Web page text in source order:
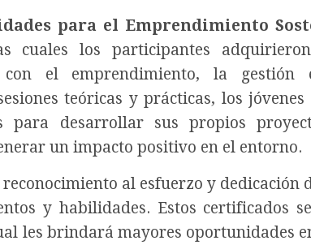
para el Emprendimiento
cuales los participantes
con el emprendimiento, la
teóricas y prácticas, los
para desarrollar sus propios
un impacto positivo en el entorno.
al esfuerzo y dedicación
y habilidades. Estos certificados
les brindará mayores oportunidades